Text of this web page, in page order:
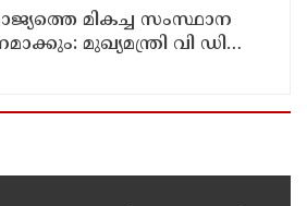
മികച്ച സംസ്ഥാന
മുഖ്യമന്ത്രി വി ഡി